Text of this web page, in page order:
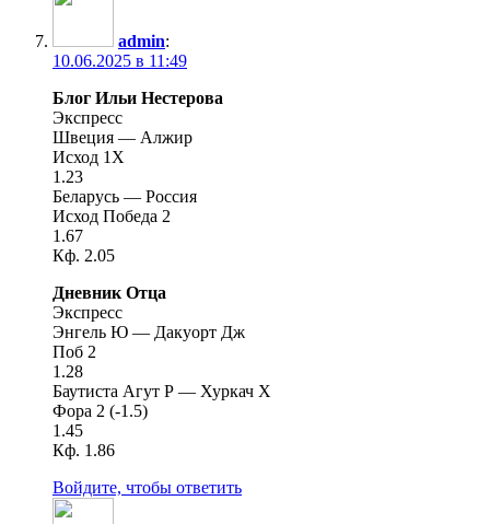
admin:
10.06.2025 в 11:49
Блог Ильи Нестерова
Экспресс
Швеция — Алжир
Исход 1Х
1.23
Беларусь — Россия
Исход Победа 2
1.67
Кф. 2.05
Дневник Отца
Экспресс
Энгель Ю — Дакуорт Дж
Поб 2
1.28
Баутиста Агут Р — Хуркач Х
Фора 2 (-1.5)
1.45
Кф. 1.86
Войдите, чтобы ответить